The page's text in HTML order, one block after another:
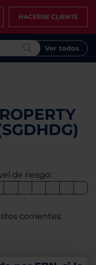
HACERSE CLIENTE
Ver todos
de riesgo:
corrientes: